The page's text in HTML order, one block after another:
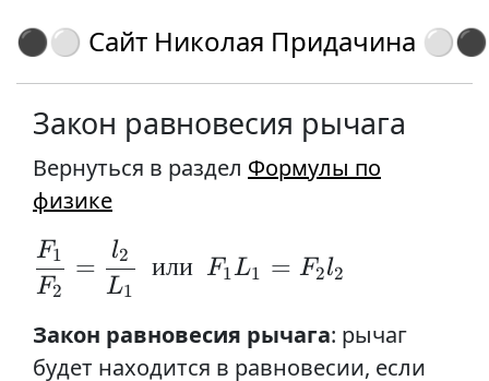
⚫⚪ Сайт Николая Придачина ⚪⚫
Закон равновесия рычага
Вернуться в раздел Формулы по
физике
\frac{F_1}{F_2}=\frac{l_2}{L_1}\ \
F2
F1 =
L1
l2 или F1L1 = F2l2
Закон равновесия рычага: рычаг
будет находится в равновесии, если